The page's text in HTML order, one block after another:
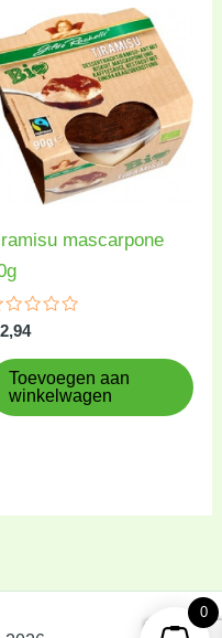
mascarpone
2,94
Toevoegen aan
winkelwagen
0